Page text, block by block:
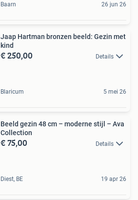
Baarn 26 jun 26
Jaap Hartman bronzen beeld: Gezin met
kind
€ 250,00 Details
Blaricum 5 mei 26
Beeld gezin 48 cm – moderne stijl – Ava
Collection
€ 75,00 Details
Diest, BE 19 apr 26